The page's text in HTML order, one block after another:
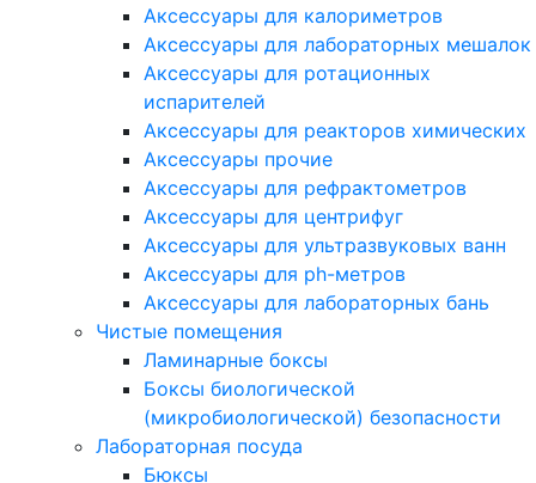
Аксессуары для калориметров
Аксессуары для лабораторных мешалок
Аксессуары для ротационных
испарителей
Аксессуары для реакторов химических
Аксессуары прочие
Аксессуары для рефрактометров
Аксессуары для центрифуг
Аксессуары для ультразвуковых ванн
Аксессуары для ph-метров
Аксессуары для лабораторных бань
Чистые помещения
Ламинарные боксы
Боксы биологической
(микробиологической) безопасности
Лабораторная посуда
Бюксы